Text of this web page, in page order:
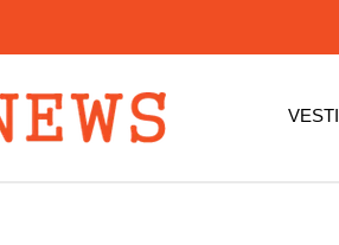
VESTI